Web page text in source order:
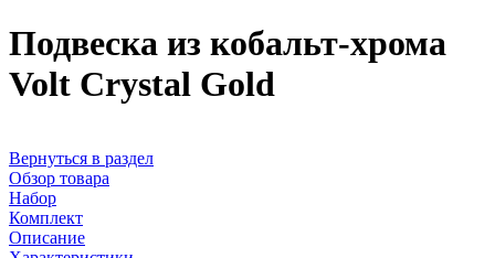
Подвеска из кобальт-хрома
Volt Crystal Gold
Вернуться в раздел
Обзор товара
Набор
Комплект
Описание